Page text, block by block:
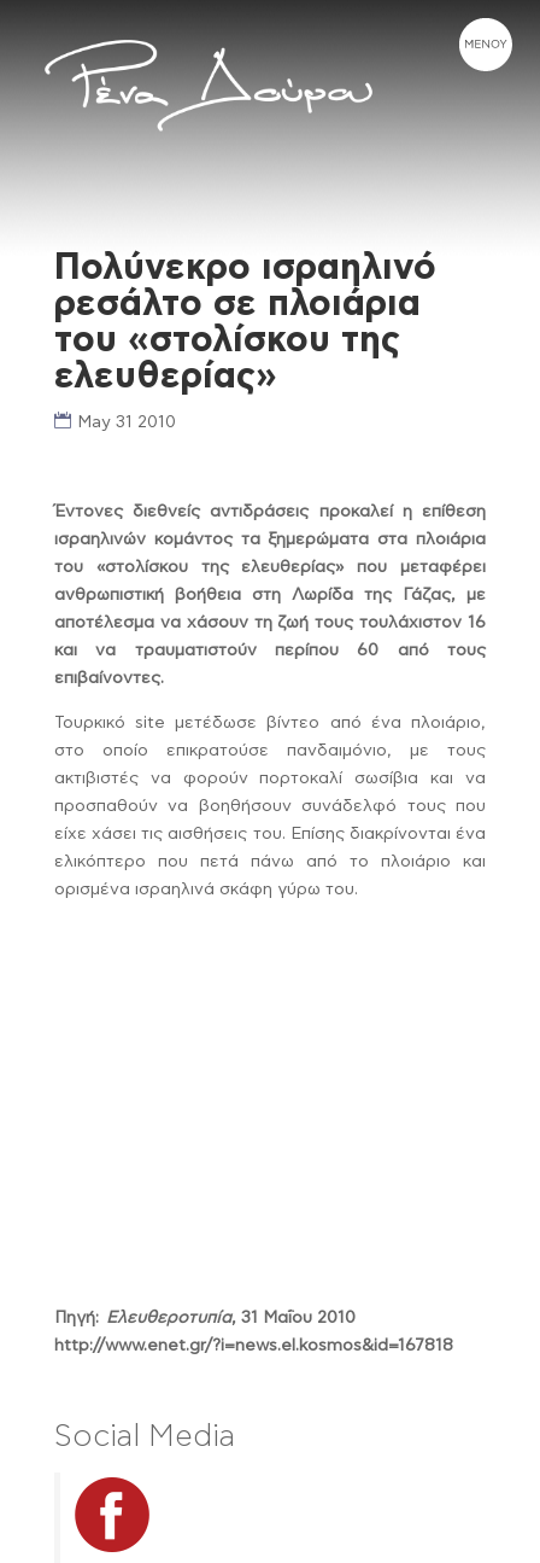
Πολύνεκρο ισραηλινό
ρεσάλτο σε πλοιάρια
του «στολίσκου της
ελευθερίας»
May 31 2010
Έντονες διεθνείς αντιδράσεις προκαλεί η επίθεση
ισραηλινών κομάντος τα ξημερώματα στα πλοιάρια
του «στολίσκου της ελευθερίας» που μεταφέρει
ανθρωπιστική βοήθεια στη Λωρίδα της Γάζας, με
αποτέλεσμα να χάσουν τη ζωή τους τουλάχιστον 16
και να τραυματιστούν περίπου 60 από τους
επιβαίνοντες.
Τουρκικό site μετέδωσε βίντεο από ένα πλοιάριο,
στο οποίο επικρατούσε πανδαιμόνιο, με τους
ακτιβιστές να φορούν πορτοκαλί σωσίβια και να
προσπαθούν να βοηθήσουν συνάδελφό τους που
είχε χάσει τις αισθήσεις του. Επίσης διακρίνονται ένα
ελικόπτερο που πετά πάνω από το πλοιάριο και
ορισμένα ισραηλινά σκάφη γύρω του.
Πηγή: Ελευθεροτυπία, 31 Μαΐου 2010
http://www.enet.gr/?i=news.el.kosmos&id=167818
Social Media